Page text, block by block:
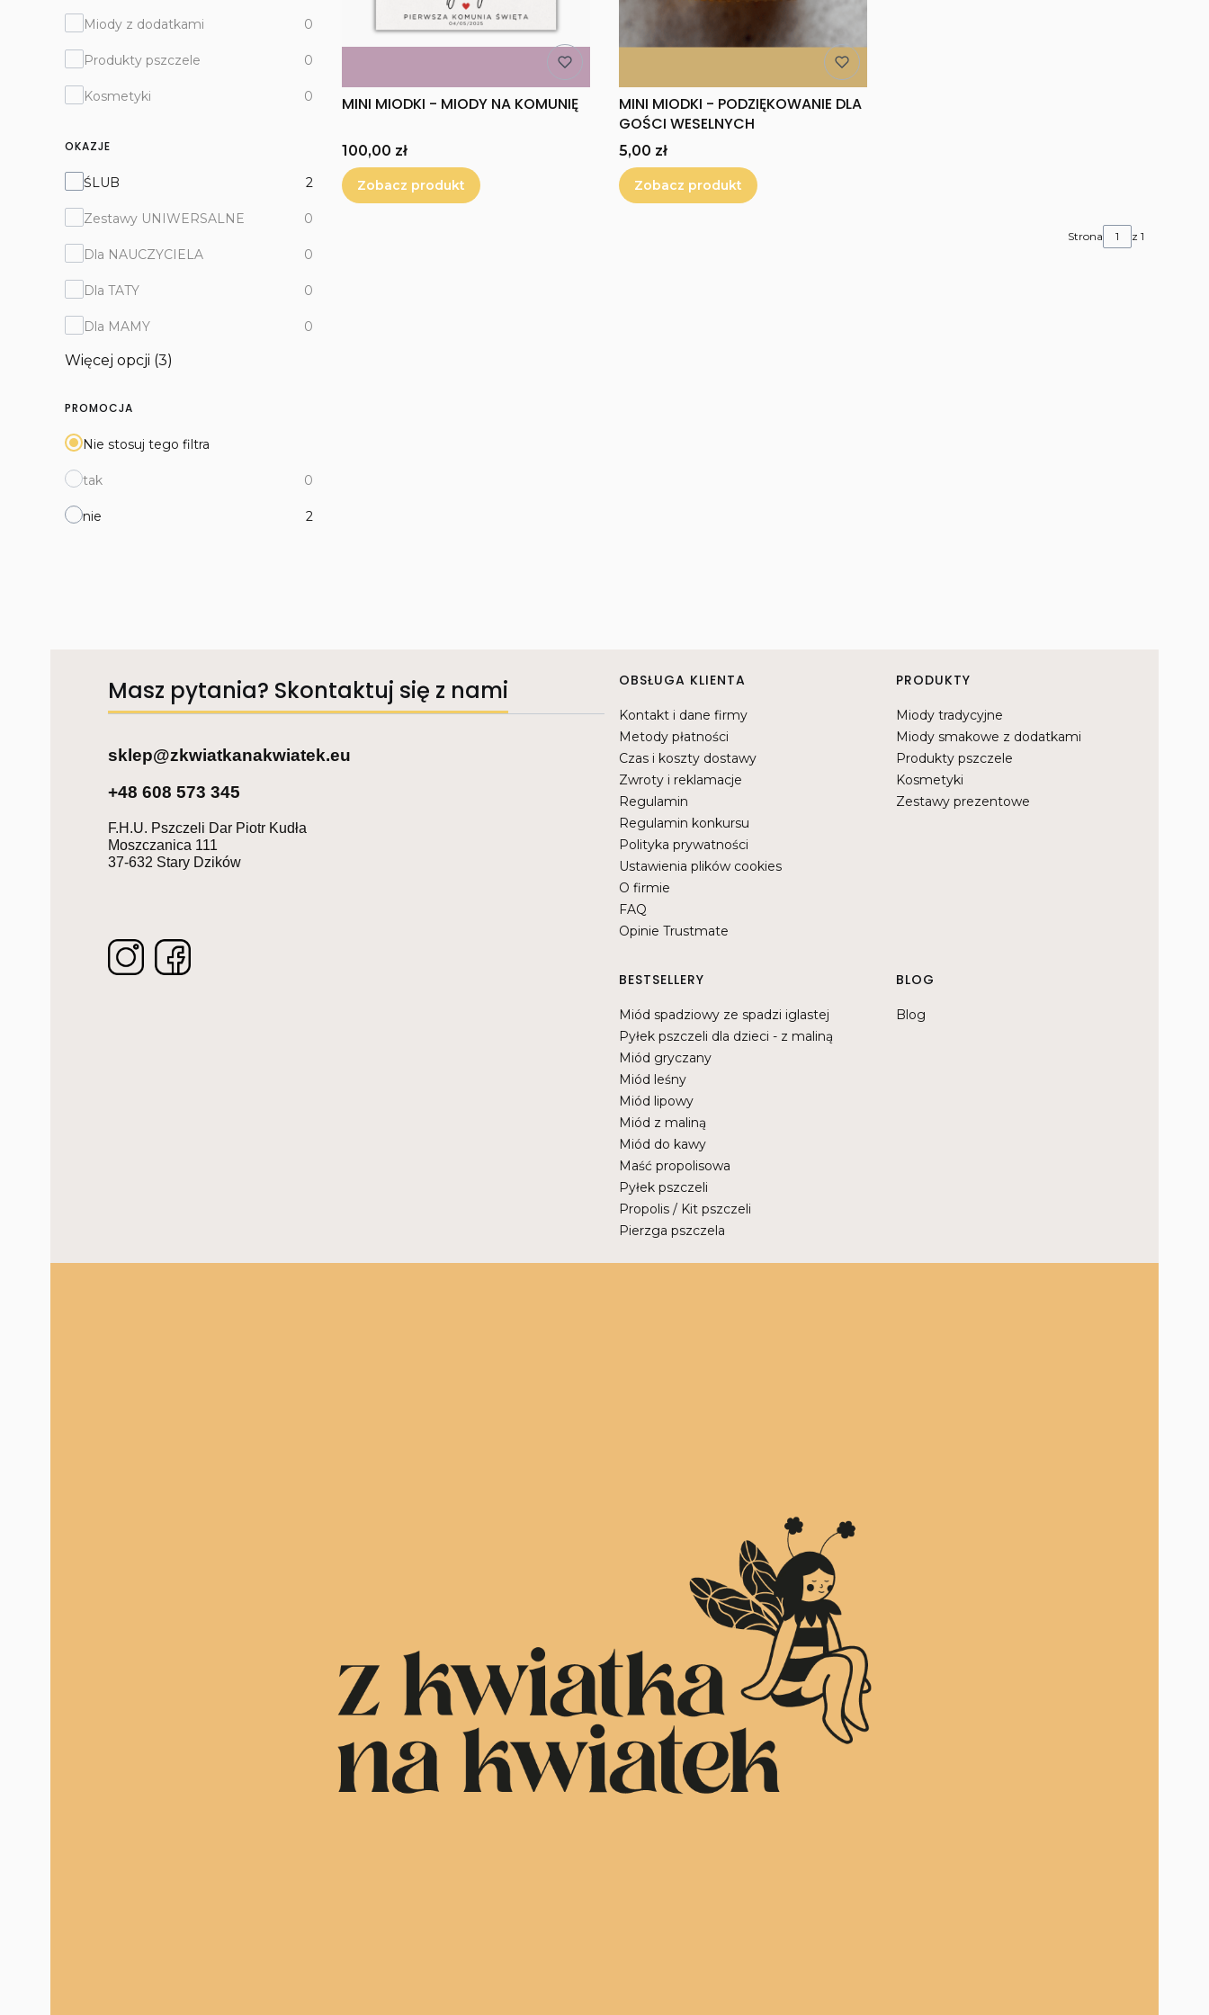
Miody z dodatkami 0
Produkty pszczele 0
Kosmetyki 0
OKAZJE
OKAZJE
ŚLUB 2
Zestawy UNIWERSALNE 0
Dla NAUCZYCIELA 0
Dla TATY 0
Dla MAMY 0
Więcej opcji (3)
PROMOCJA
Nie stosuj tego filtra
tak 0
nie 2
MINI MIODKI - MIODY NA KOMUNIĘ
Cena
100,00 zł
Zobacz produkt
MINI MIODKI - PODZIĘKOWANIE DLA
GOŚCI WESELNYCH
Cena
5,00 zł
Zobacz produkt
Strona z 1
Masz pytania? Skontaktuj się z nami
sklep@zkwiatkanakwiatek.eu
+48 608 573 345
F.H.U. Pszczeli Dar Piotr Kudła
Moszczanica 111
37-632 Stary Dzików
Linki w stopce
OBSŁUGA KLIENTA
Kontakt i dane firmy
Metody płatności
Czas i koszty dostawy
Zwroty i reklamacje
Regulamin
Regulamin konkursu
Polityka prywatności
Ustawienia plików cookies
O firmie
FAQ
Opinie Trustmate
PRODUKTY
Miody tradycyjne
Miody smakowe z dodatkami
Produkty pszczele
Kosmetyki
Zestawy prezentowe
BESTSELLERY
Miód spadziowy ze spadzi iglastej
Pyłek pszczeli dla dzieci - z maliną
Miód gryczany
Miód leśny
Miód lipowy
Miód z maliną
Miód do kawy
Maść propolisowa
Pyłek pszczeli
Propolis / Kit pszczeli
Pierzga pszczela
BLOG
Blog